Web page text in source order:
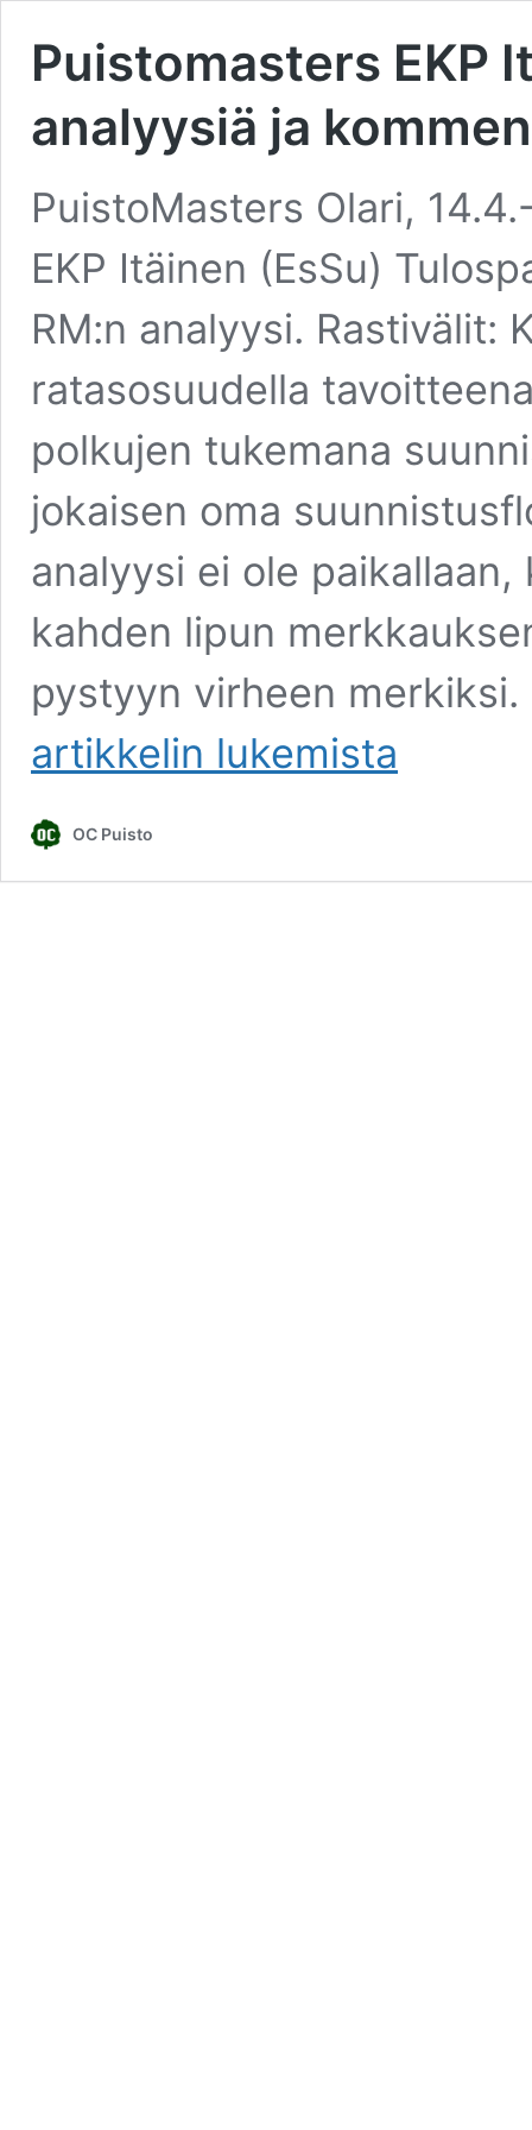
Puistomasters EKP
analyysiä ja
PuistoMasters Olari,
EKP Itäinen (EsSu)
RM:n analyysi. Rastivälit:
ratasosuudella
polkujen tukemana
jokaisen oma
analyysi ei ole
kahden lipun
pystyyn virheen
artikkelin
Puistomasters
EKP
kommentteja
lukemista
OC Puisto